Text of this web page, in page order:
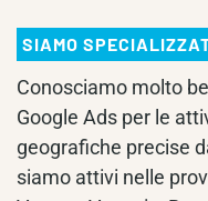
SIAMO
Conosciamo molto
Google Ads per le
geografiche precise
siamo attivi nelle